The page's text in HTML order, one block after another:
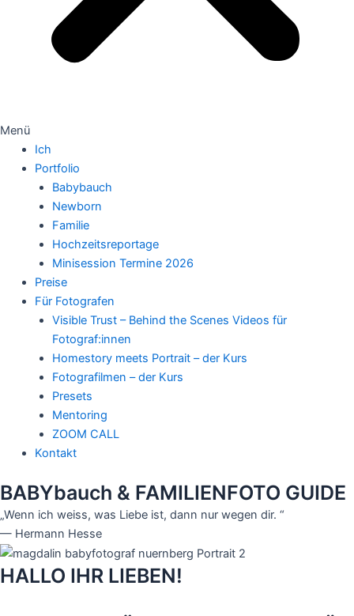
Menü
Ich
Portfolio
Babybauch
Newborn
Familie
Hochzeitsreportage
Minisession Termine 2026
Preise
Für Fotografen
Visible Trust – Behind the Scenes Videos für
Fotograf:innen
Homestory meets Portrait – der Kurs
Fotografilmen – der Kurs
Presets
Mentoring
ZOOM CALL
Kontakt
BABYbauch & FAMILIENFOTO GUIDE
„Wenn ich weiss, was Liebe ist, dann nur wegen dir. “
— Hermann Hesse​
HALLO IHR LIEBEN!